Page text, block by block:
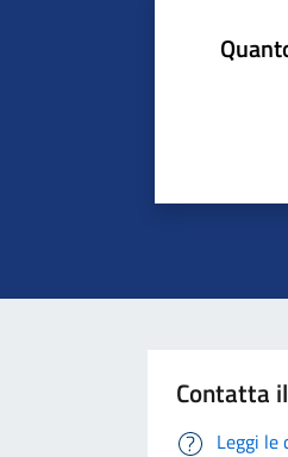
Contatta
Leggi le